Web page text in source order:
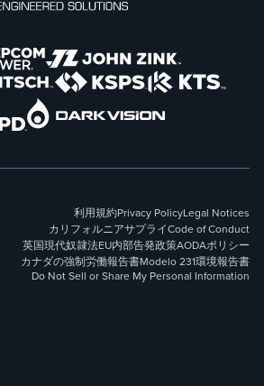
利用規約Privacy PolicyLegal Notices
カリフォルニアサプライCode of Conduct
英国現代奴隷法EU内部告発政策AODAポリシー
カナダの強制労働報告書Modelo 231環境報告書
Do Not Sell or Share My Personal Information